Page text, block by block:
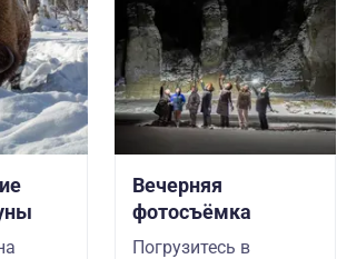
Вечерняя
фотосъёмка
Погрузитесь в